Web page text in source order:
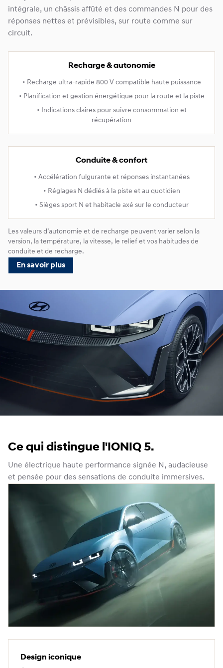
intégrale, un châssis affûté et des commandes N pour des
réponses nettes et prévisibles, sur route comme sur
circuit.
Recharge & autonomie
• Recharge ultra‑rapide 800 V compatible haute puissance
• Planification et gestion énergétique pour la route et la piste
• Indications claires pour suivre consommation et
récupération
Conduite & confort
• Accélération fulgurante et réponses instantanées
• Réglages N dédiés à la piste et au quotidien
• Sièges sport N et habitacle axé sur le conducteur
Les valeurs d’autonomie et de recharge peuvent varier selon la
version, la température, la vitesse, le relief et vos habitudes de
conduite et de recharge.
En savoir plus
Ce qui distingue l'IONIQ 5.
Une électrique haute performance signée N, audacieuse
et pensée pour des sensations de conduite immersives.
Design iconique